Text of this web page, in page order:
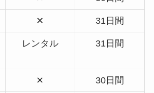
✕ 31日間
レンタル 31日間
✕ 30日間